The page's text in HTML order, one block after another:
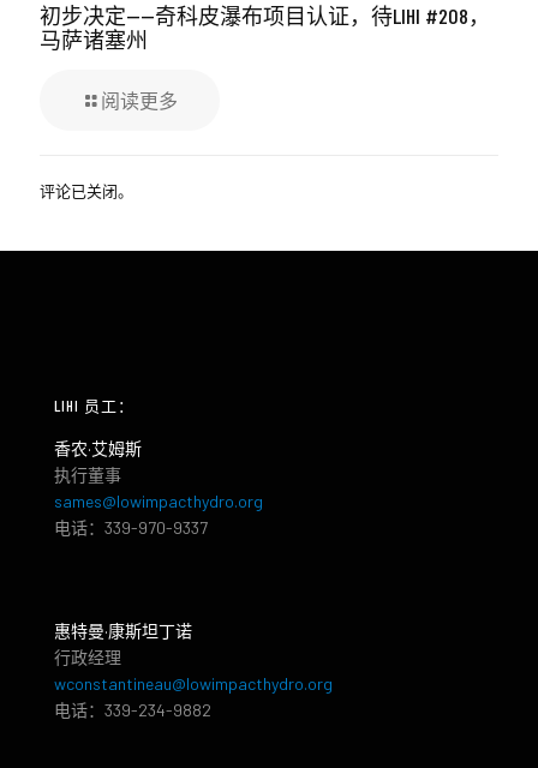
初步决定——奇科皮瀑布项目认证，待LIHI #208，
马萨诸塞州
阅读更多
评论已关闭。
LIHI 员工：
香农·艾姆斯
执行董事
sames@lowimpacthydro.org
电话：339-970-9337
惠特曼·康斯坦丁诺
行政经理
wconstantineau@lowimpacthydro.org
电话：339-234-9882